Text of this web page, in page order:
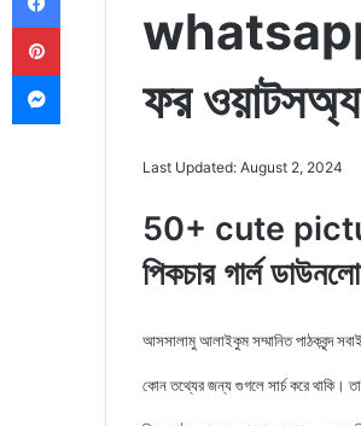
whatsapp|
ফর
Last Updated: August 2, 2024
50+ cute
পিকচার গার্ল
আসসালামু আলাইকুম সম্মানিত পাঠকবৃন্দ
কোন তথ্যের জন্য গুগলে সার্চ করে থাকি।
Pinterest
Messenger